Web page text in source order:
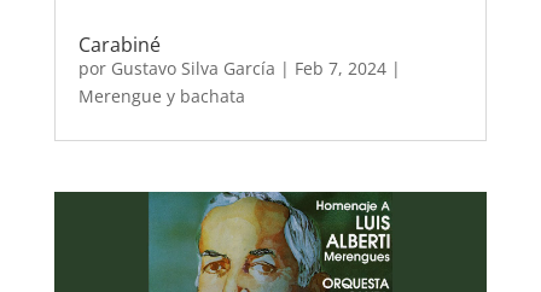
Carabiné
por Gustavo Silva García | Feb 7, 2024|
Merengue y bachata